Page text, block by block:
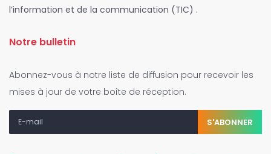
l’information et de la communication (TIC) .
Notre bulletin
Abonnez-vous à notre liste de diffusion pour recevoir les
mises à jour de votre boîte de réception.
S'ABONNER